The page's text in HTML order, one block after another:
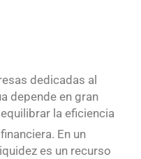
dedicadas al
depende en gran
la eficiencia
. En un
es un recurso